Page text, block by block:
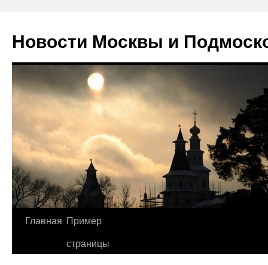
Новости Москвы и
Перейти
Главная Пример
страницы